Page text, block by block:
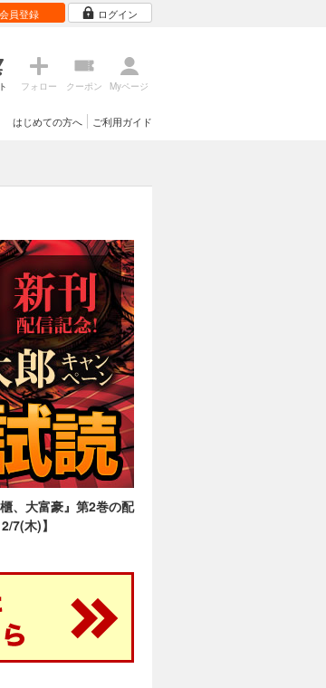
員登録 ログイン
フォロー クーポン Myページ
ご利用ガイド
はじめての方へ
、大富豪』第2巻の配
7(木)】